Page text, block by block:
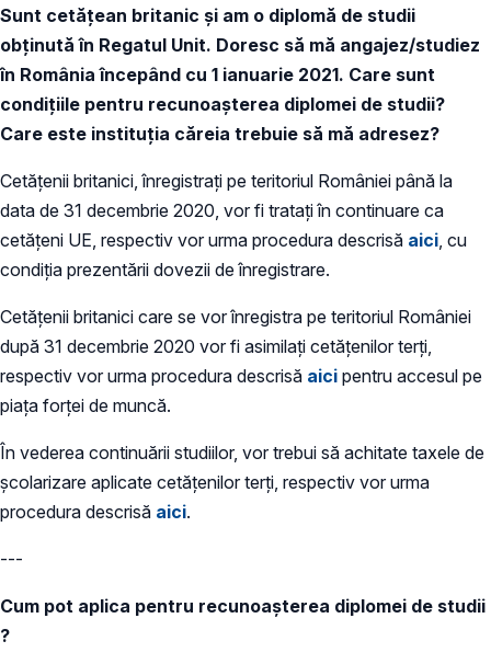
Sunt cetățean britanic și am o diplomă de studii
obținută în Regatul Unit. Doresc să mă angajez/studiez
în România începând cu 1 ianuarie 2021. Care sunt
condițiile pentru recunoașterea diplomei de studii?
Care este instituția căreia trebuie să mă adresez?
Cetățenii britanici, înregistrați pe teritoriul României până la
data de 31 decembrie 2020, vor fi tratați în continuare ca
cetățeni UE, respectiv vor urma procedura descrisă aici , cu
condiția prezentării dovezii de înregistrare.
Cetățenii britanici care se vor înregistra pe teritoriul României
după 31 decembrie 2020 vor fi asimilați cetățenilor terți,
respectiv vor urma procedura descrisă aici pentru accesul pe
piața forței de muncă.
În vederea continuării studiilor, vor trebui să achitate taxele de
școlarizare aplicate cetățenilor terți, respectiv vor urma
procedura descrisă aici.
---
Cum pot aplica pentru recunoașterea diplomei de studii
?